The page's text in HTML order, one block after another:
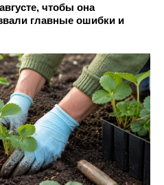
чтобы она
главные ошибки и